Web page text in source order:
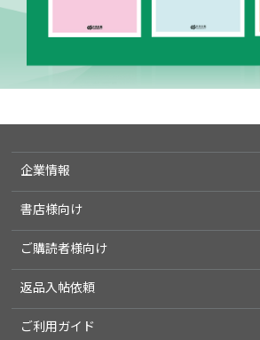
企業情報
書店様向け
ご購読者様向け
返品入帖依頼
ご利用ガイド